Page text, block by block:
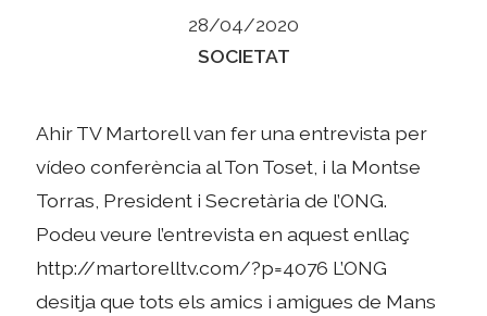
28/04/2020
Categories
SOCIETAT
Ahir TV Martorell van fer una entrevista per
vídeo conferència al Ton Toset, i la Montse
Torras, President i Secretària de l’ONG.
Podeu veure l’entrevista en aquest enllaç
http://martorelltv.com/?p=4076 L’ONG
desitja que tots els amics i amigues de Mans